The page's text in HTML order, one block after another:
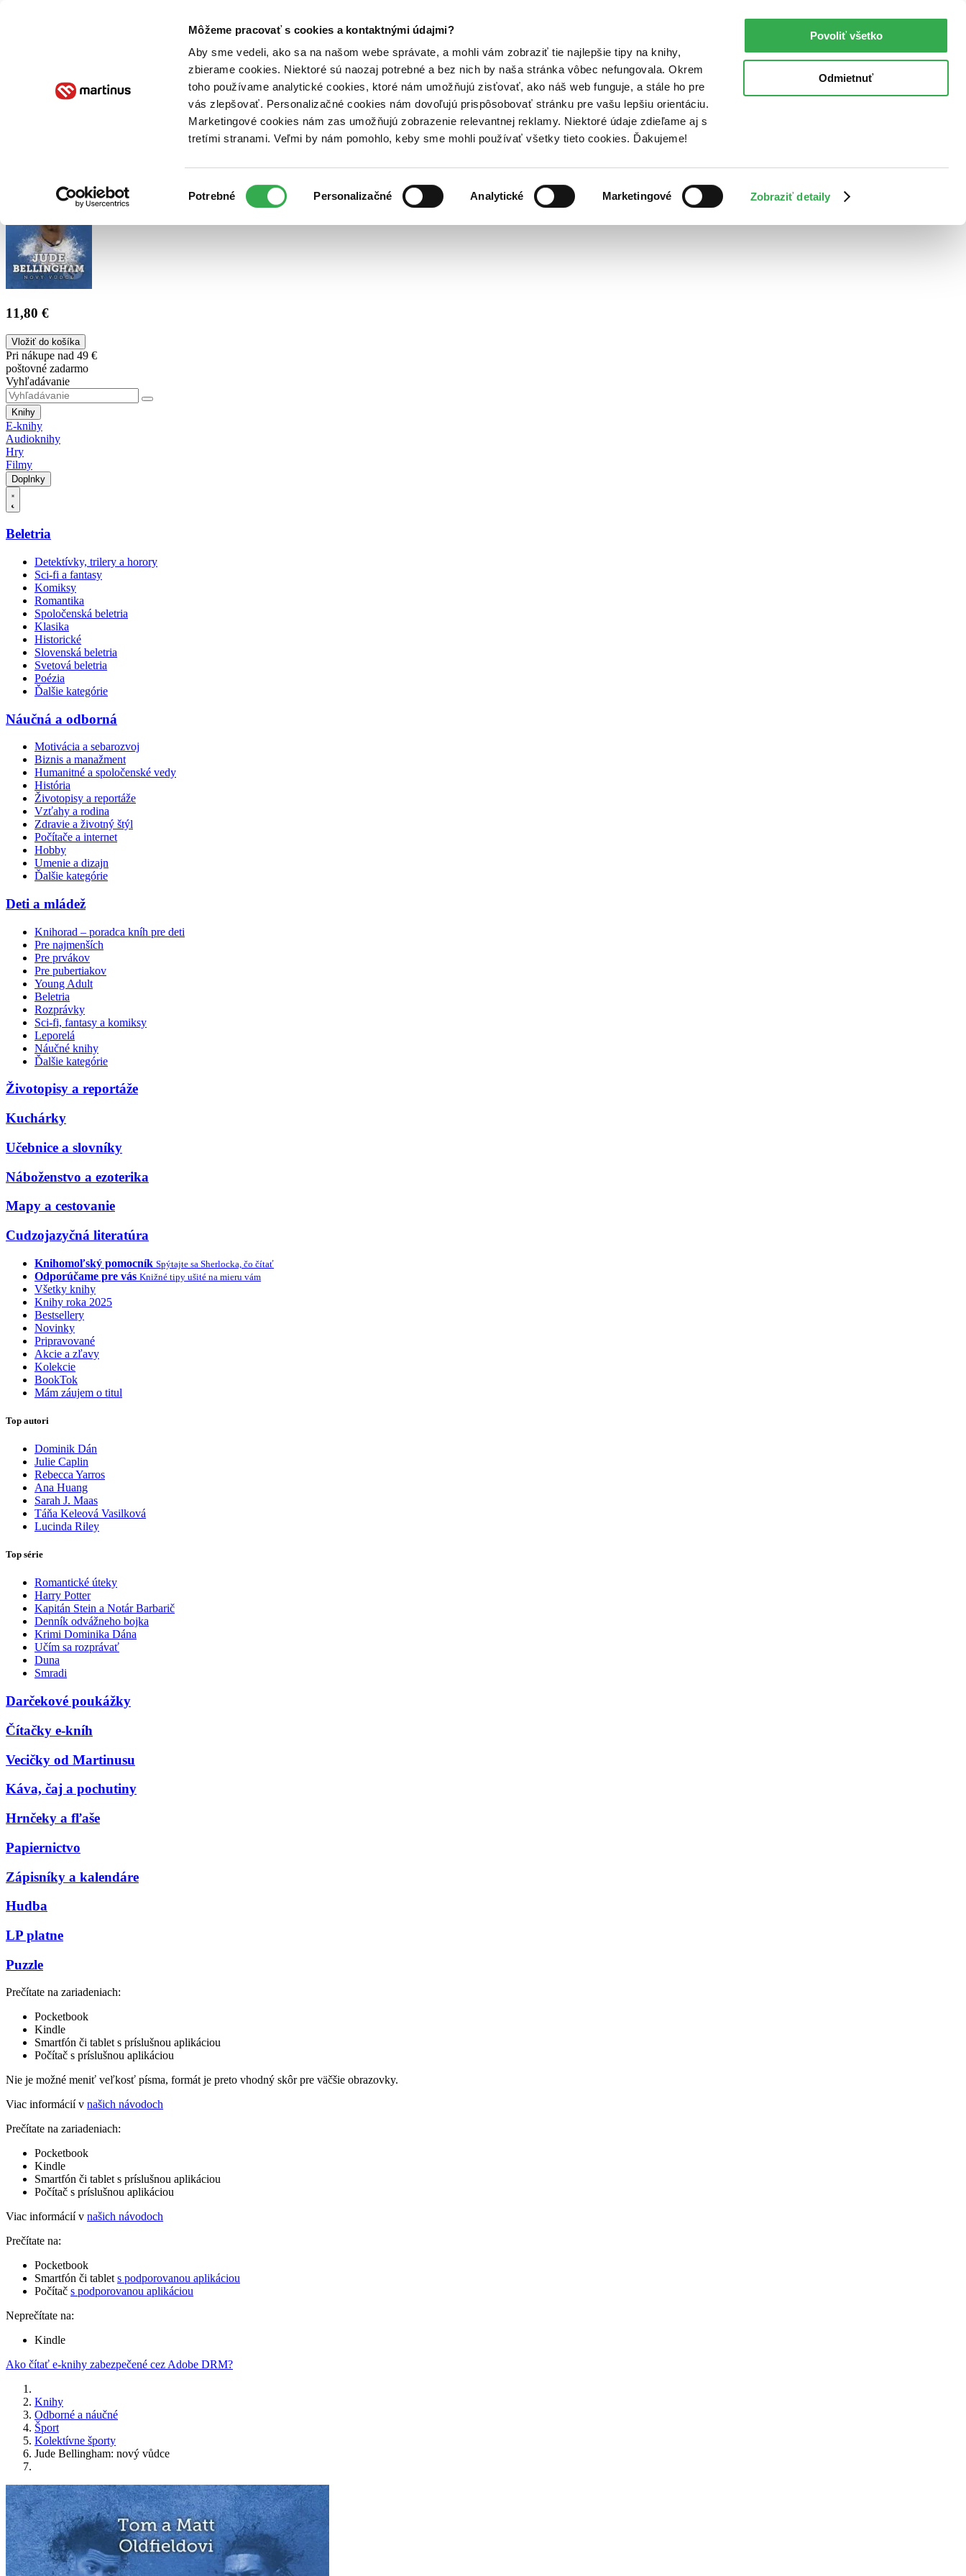
Môžeme pracovať s cookies a kontaktnými údajmi?
Aby sme vedeli, ako sa na našom webe správate, a mohli vám zobraziť tie najlepšie tipy na knihy,
zbierame cookies. Niektoré sú naozaj potrebné a bez nich by naša stránka vôbec nefungovala. Okrem
toho používame analytické cookies, ktoré nám umožňujú zisťovať, ako náš web funguje, a stále ho pre
vás zlepšovať. Personalizačné cookies nám dovoľujú prispôsobovať stránku pre vašu lepšiu orientáciu.
Marketingové cookies nám zas umožňujú zobrazenie relevantnej reklamy. Niektoré údaje zdieľame aj s
tretími stranami. Veľmi by nám pomohlo, keby sme mohli používať všetky tieto cookies. Ďakujeme!
súhlasu
Potrebné Personalizačné Analytické Marketingové Zobraziť detaily
Povoliť všetko
Odmietnuť
Poukážky Kontakt
11,80 €
Vložiť do košíka
Pri nákupe nad 49 €
poštovné zadarmo
Vyhľadávanie
Knihy
E-knihy
Audioknihy
Hry
Filmy
Doplnky
Beletria
Detektívky, trilery a horory
Sci-fi a fantasy
Komiksy
Romantika
Spoločenská beletria
Klasika
Historické
Slovenská beletria
Svetová beletria
Poézia
Ďalšie kategórie
Náučná a odborná
Motivácia a sebarozvoj
Biznis a manažment
Humanitné a spoločenské vedy
História
Životopisy a reportáže
Vzťahy a rodina
Zdravie a životný štýl
Počítače a internet
Hobby
Umenie a dizajn
Ďalšie kategórie
Deti a mládež
Knihorad – poradca kníh pre deti
Pre najmenších
Pre prvákov
Pre pubertiakov
Young Adult
Beletria
Rozprávky
Sci-fi, fantasy a komiksy
Leporelá
Náučné knihy
Ďalšie kategórie
Životopisy a reportáže
Kuchárky
Učebnice a slovníky
Náboženstvo a ezoterika
Mapy a cestovanie
Cudzojazyčná literatúra
Knihomoľský pomocník Spýtajte sa Sherlocka, čo čítať
Odporúčame pre vás Knižné tipy ušité na mieru vám
Všetky knihy
Knihy roka 2025
Bestsellery
Novinky
Pripravované
Akcie a zľavy
Kolekcie
BookTok
Mám záujem o titul
Top autori
Dominik Dán
Julie Caplin
Rebecca Yarros
Ana Huang
Sarah J. Maas
Táňa Keleová Vasilková
Lucinda Riley
Top série
Romantické úteky
Harry Potter
Kapitán Stein a Notár Barbarič
Denník odvážneho bojka
Krimi Dominika Dána
Učím sa rozprávať
Duna
Smradi
Darčekové poukážky
Čítačky e-kníh
Vecičky od Martinusu
Káva, čaj a pochutiny
Hrnčeky a fľaše
Papiernictvo
Zápisníky a kalendáre
Hudba
LP platne
Puzzle
Prečítate na zariadeniach:
Pocketbook
Kindle
Smartfón či tablet s príslušnou aplikáciou
Počítač s príslušnou aplikáciou
Nie je možné meniť veľkosť písma, formát je preto vhodný skôr pre väčšie obrazovky.
Viac informácií v našich návodoch
Prečítate na zariadeniach:
Pocketbook
Kindle
Smartfón či tablet s príslušnou aplikáciou
Počítač s príslušnou aplikáciou
Viac informácií v našich návodoch
Prečítate na:
Pocketbook
Smartfón či tablet s podporovanou aplikáciou
Počítač s podporovanou aplikáciou
Neprečítate na:
Kindle
Ako čítať e-knihy zabezpečené cez Adobe DRM?
Knihy
Odborné a náučné
Šport
Kolektívne športy
Jude Bellingham: nový vůdce